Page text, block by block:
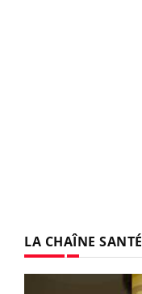
LA CHAÎNE SANTÉ